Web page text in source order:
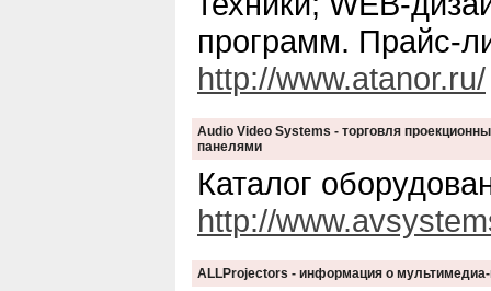
программ. Прайс-
http://www.atanor.ru/
Audio Video Systems - торговля
панелями
Каталог
http://
ALLProjectors - информация о мультимедиа-